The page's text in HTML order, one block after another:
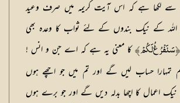
لکھا ہے کہ اس آیت کریمہ میں صرف وعید
اللہ کے نیک بندوں کے لئے ثواب کا وعدہ بھی
İسَنَفْرُغُ لَكُمْĬ
کا معنی یہ ہے کہ اے جن و انس !
حساب لیں گے اور تم میں جو اچھے ہوں
اعمال کا اچھا بدلہ دیں گے اور جو برے ہوں